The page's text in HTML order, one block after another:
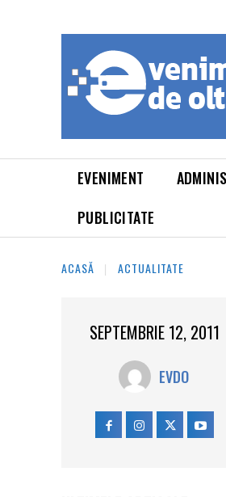
EVENIMENT
PUBLICITATE
ACASĂ ACTUALITATE
SEPTEMBRIE 12, 2011
EVDO